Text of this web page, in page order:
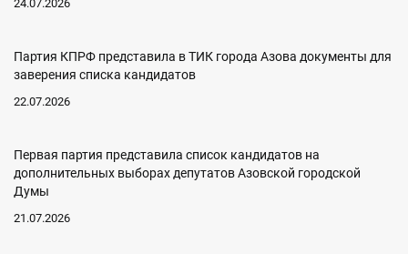
24.07.2026
Партия КПРФ представила в ТИК города Азова документы для
заверения списка кандидатов
22.07.2026
Первая партия представила список кандидатов на
дополнительных выборах депутатов Азовской городской
Думы
21.07.2026